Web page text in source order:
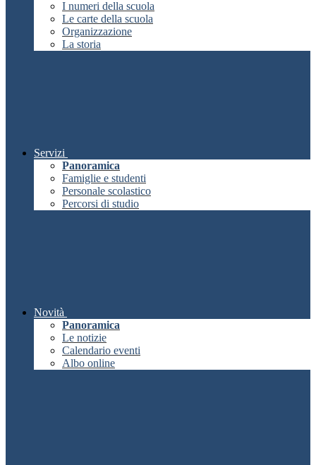
I numeri della scuola
Le carte della scuola
Organizzazione
La storia
Servizi
Panoramica
Famiglie e studenti
Personale scolastico
Percorsi di studio
Novità
Panoramica
Le notizie
Calendario eventi
Albo online